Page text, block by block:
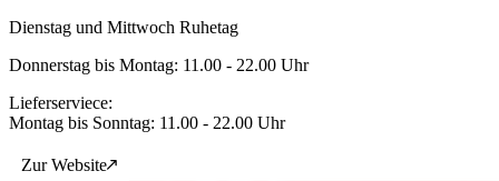
Dienstag und Mittwoch Ruhetag
Donnerstag bis Montag: 11.00 - 22.00 Uhr
Lieferserviece:
Montag bis Sonntag: 11.00 - 22.00 Uhr
Zur Website